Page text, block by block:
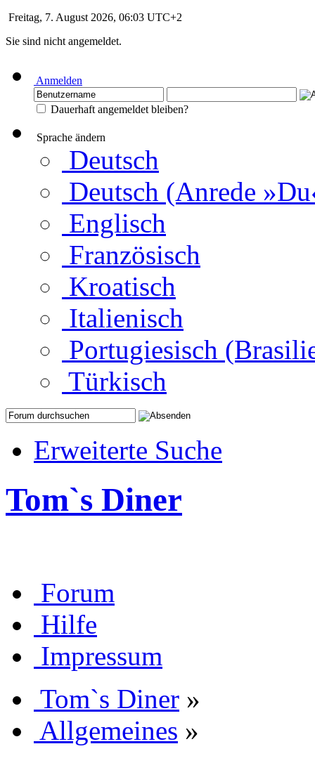
Freitag, 7. August 2026, 06:03 UTC+2
Sie sind nicht angemeldet.
Anmelden
Dauerhaft angemeldet bleiben?
Sprache ändern
Deutsch
Deutsch (Anrede
Englisch
Französisch
Kroatisch
Italienisch
Portugiesisch
Türkisch
Erweiterte Suche
Tom`s Diner
Forum
Hilfe
Impressum
Tom`s Diner »
Allgemeines »